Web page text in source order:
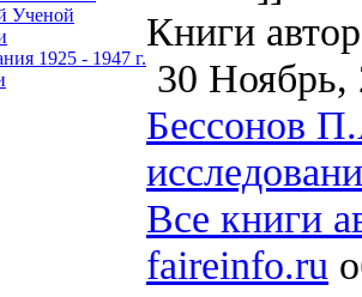
Ученой
1925 - 1947 г.
Книги
30 Ноябрь,
Беcсонов
Все книги
faireinfo.ru